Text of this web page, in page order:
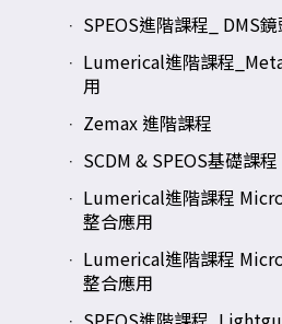
SPEOS進階課程_ DMS
Lumerical進階課程
用
Zemax 進階課程
SCDM & SPEOS基礎課程
Lumerical進階課程
整合應用
Lumerical進階課程
整合應用